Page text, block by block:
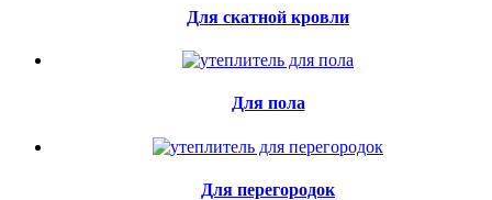
Для скатной кровли
Для пола
Для перегородок